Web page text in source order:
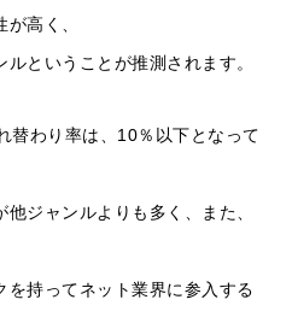
高く、
ということが推測されます。
替わり率は、10％以下となって
ジャンルよりも多く、また、
持ってネット業界に参入する